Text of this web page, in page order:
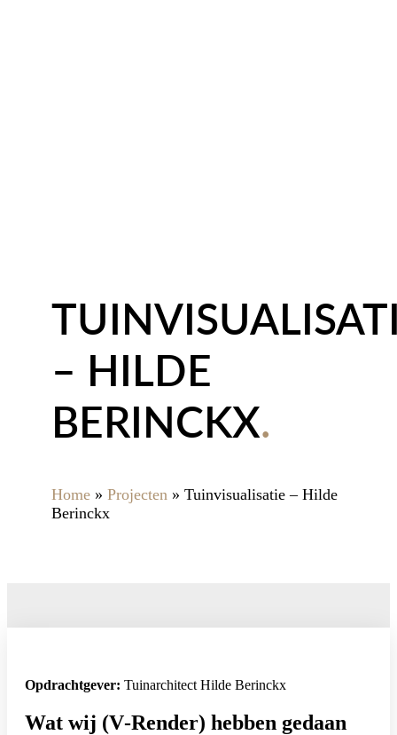
– HILDE
BERINCKX.
Home » Projecten » Tuinvisualisatie – Hilde
Berinckx
Opdrachtgever: Tuinarchitect Hilde Berinckx
Wat wij (V‑Render) hebben gedaan